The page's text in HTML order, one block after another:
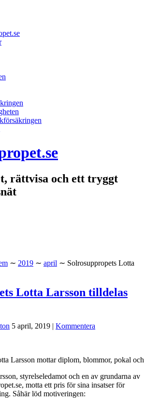
rättvisa och ett tryggt
∼ 2019 ∼ april ∼ Solrosuppropets Lotta
Lotta Larsson tilldelas
5 april, 2019 | Kommentera
Larsson mottar diplom, blommor, pokal
styrelseledamot och en av grundarna av
motta ett pris för sina insatser för
Såhär löd motiveringen: